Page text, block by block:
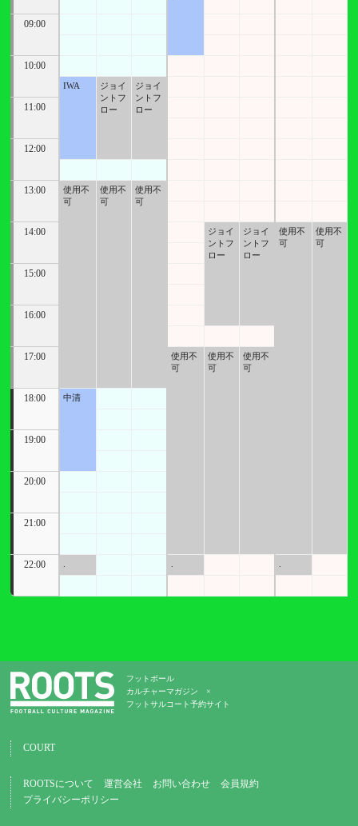
09:00
10:00
11:00
12:00
13:00
14:00
15:00
16:00
17:00
18:00
19:00
20:00
21:00
22:00
IWA
使用不
可
中清
.
ジョイ
ントフ
ロー
使用不
可
ジョイ
ントフ
ロー
使用不
可
使用不
可
.
ジョイ
ントフ
ロー
使用不
可
ジョイ
ントフ
ロー
使用不
可
使用不
可
.
使用不
可
フットボール
カルチャーマガジン ×
フットサルコート予約サイト
COURT
ROOTSについて 運営会社 お問い合わせ
会員規約
プライバシーポリシー